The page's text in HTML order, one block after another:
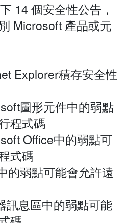
14 個安全性公告，
Microsoft 產品或元
Explorer積存安全性
圖形元件中的弱點
程式碼
Office中的弱點可
式碼
弱點可能會允許遠
息區中的弱點可能